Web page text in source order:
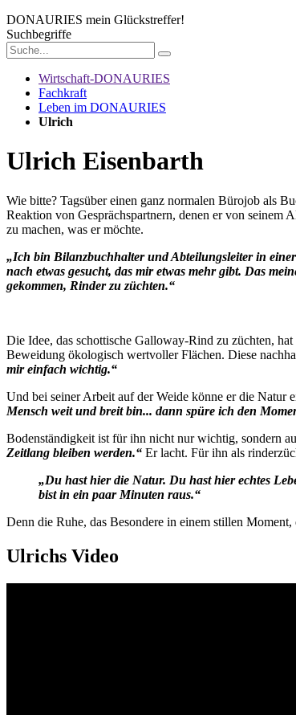
DONAURIES mein Glückstreffer!
Suchbegriffe
Wirtschaft-DONAURIES
Fachkraft
Leben im DONAURIES
Ulrich
Ulrich Eisenbarth
Wie bitte? Tagsüber einen ganz normalen Bürojob als
Reaktion von Gesprächspartnern, denen er von
zu machen, was er möchte.
„Ich bin Bilanzbuchhalter und Abteilungsleiter in
nach etwas gesucht, das mir etwas mehr gibt. Das
gekommen, Rinder zu züchten.“
Die Idee, das schottische Galloway-Rind zu züchten,
Beweidung ökologisch wertvoller Flächen. Diese
mir einfach wichtig.“
Und bei seiner Arbeit auf der Weide könne er die Natur
Mensch weit und breit bin... dann spüre ich den
Bodenständigkeit ist für ihn nicht nur wichtig, sondern
Zeitlang bleiben werden.“ Er lacht. Für ihn als
„Du hast hier die Natur. Du hast hier echtes
bist in ein paar Minuten raus.“
Denn die Ruhe, das Besondere in einem stillen
Ulrichs Video